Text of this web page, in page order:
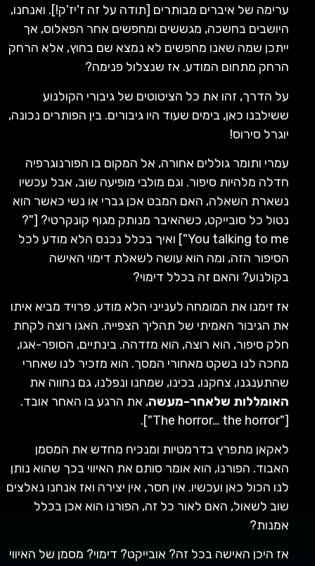
ערימה של איברים מבותרים [תודה על זה ז'יז'ק!]. ואנחנו,
היושבים בחשכה, מגששים ומחפשים אחר הפאלוס, אך
ייתכן שמה שאנו מחפשים לא נמצא שם בחוץ, אלא הרחק
הרחק מתחום המודע. אז שנצלול פנימה?
על הדרך, זהו את כל הציטוטים של גיבורי הקולנוע
ששילבנו כאן, בימים שעוד היו גיבורים. בין הפותרים נכונה,
יוגרל סירוס!
עמרי ותומר גוללים אחורה, אל המקום בו הפורנוגרפיה
חדלה מלהיות סיפור. וגם מולבי מופיעה שוב, אבל עכשיו
נשארת השאלה, האם המבט אכן גברי או נשי כאשר הוא
נטול כל סובייקט, כשהאיבר מנותק מגוף קונקרטי? ["?
You talking to me"] ואיך בכלל נכנס הלא מודע לכל
הסיפור הזה, ומה הוא עושה לשאלת דימוי האישה
בקולנוע? והאם זה בכלל דימוי?
אז זימנו את המומחה לענייני הלא מודע. פרויד מביא איתו
את הגיבור האמיתי של תהליך הצפייה. האגו רוצה לקחת
חלק סיפור, הוא רוצה, הוא מזדהה. בינתיים, הסופר-אגו,
מחכה לנו בשקט מאחורי המסך. הוא מזכיר לנו שאחרי
שהתענגנו, צחקנו, בכינו, שמחנו ונפלנו, גם נחווה את
האומללות שלאחר-מעשה, את הרגע בו האחר אובד.
לאקאן מתפרץ בדרמטיות ומנכיח מחדש את המסמן
האבוד. הפורנו, הוא אומר סותם את האיווי בכך שהוא נותן
לנו הכול כאן ועכשיו. אין חסר, אין יצירה ואז אנחנו נאלצים
שוב לשאול, האם לאור כל זה, הפורנו הוא אכן בכלל
אמנות?
אז היכן האישה בכל זה? אובייקט? דימוי? מסמן של האיווי